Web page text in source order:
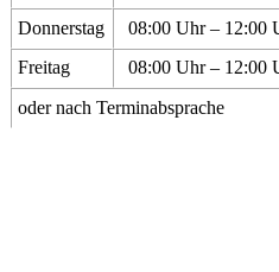
Donnerstag
08:00 Uhr – 12:00
Freitag
08:00 Uhr – 12:00
oder nach Terminabsprache